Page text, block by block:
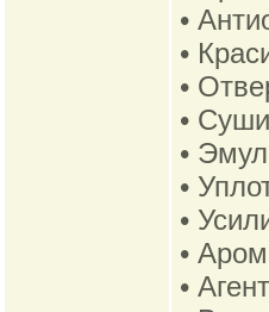
•
•
•
•
•
•
•
•
•